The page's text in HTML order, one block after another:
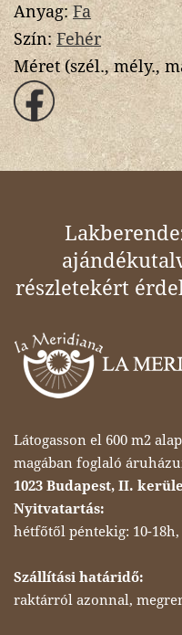
Anyag:Fa
Szín:Fehér
Méret (szél., mély.,
részletekért
Látogasson el 600 m2
magában foglaló
1023 Budapest, II.
Nyitvatartás:
hétfőtől péntekig: 10-18h,
Szállítási határidő:
raktárról azonnal,